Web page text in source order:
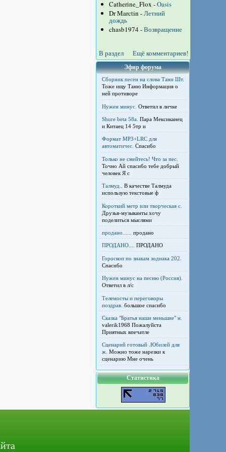
Catherine_Flox -Oasis
Dr Marctin -Летний
дождь
chasb1974 -Возвращение
В раздел Ещё комментариев!
Эфир форума
Сборник песен на слова Тани Шт.
Тоже ищу Таню Информация о
ней противоре
Нужен минус. Ответил в личке
Shure beta 58а. Пара Мексиканец
и Китаец 14 5тр и
Формат MP3+LRC для
автоматичес. Спасибо
Только не смейтесь! Что за пес.
Точно Ай спасибо тебе добрый
человек Я с
Талмуд..
В качестве Талмуда
использую текстовые ф
Короткий метр или творческая с.
Друзья-музыканты хочу
поделиться мыслями
продано...... продано
ПРОДАНО.... ПРОДАНО
Гороскоп по знакам зодиака 202.
Спасибо
Нужен минус на песню (Россия).
Ответил в л/с
Телемосты и переговоры
поздрав. большое спасибо
Сказка "Братья наши меньшие" н.
valerik1968 Пожалуйста
Приятных впечатле
Сценарий готовый .Юбилей для
ж. Можно тоже нарезки к
сценарию Мне очень
Статистика